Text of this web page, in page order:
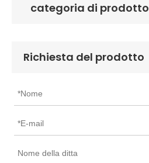
categoria di prodotto
Richiesta del prodotto